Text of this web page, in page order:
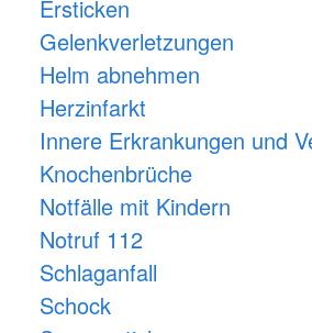
Ersticken
Gelenkverletzungen
Helm abnehmen
Herzinfarkt
Innere Erkrankungen und
Knochenbrüche
Notfälle mit Kindern
Notruf 112
Schlaganfall
Schock